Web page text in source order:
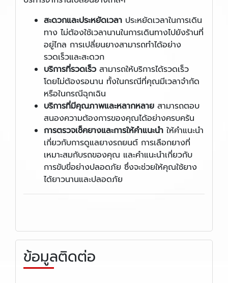
สะดวกและประหยัดเวลา ประหยัดเวลาในการเดิน
ทาง ไม่ต้องใช้เวลานานในการเดินทางไปยังร้านที่
อยู่ไกล การเปลี่ยนยางสามารถทำได้อย่าง
รวดเร็วและสะดวก
บริการที่รวดเร็ว สามารถให้บริการได้รวดเร็ว
โดยไม่ต้องรอนาน ทั้งในกรณีที่คุณมีเวลาจำกัด
หรือในกรณีฉุกเฉิน
บริการที่มีคุณภาพและหลากหลาย สามารถตอบ
สนองความต้องการของคุณได้อย่างครบครัน
การตรวจเช็คยางและการให้คำแนะนำ ให้คำแนะนำ
เกี่ยวกับการดูแลยางรถยนต์ การเลือกยางที่
เหมาะสมกับรถของคุณ และคำแนะนำเกี่ยวกับ
การขับขี่อย่างปลอดภัย ซึ่งจะช่วยให้คุณใช้ยาง
ได้ยาวนานและปลอดภัย
ข้อมูลติดต่อ